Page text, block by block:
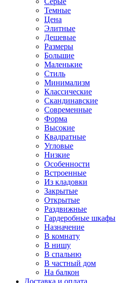
Темные
Цена
Элитные
Дешевые
Размеры
Большие
Маленькие
Стиль
Минимализм
Классические
Скандинавские
Современные
Форма
Высокие
Квадратные
Угловые
Низкие
Особенности
Встроенные
Из кладовки
Закрытые
Открытые
Раздвижные
Гардеробные шкафы
Назначение
В комнату
В нишу
В спальню
В частный дом
На балкон
Доставка и оплата